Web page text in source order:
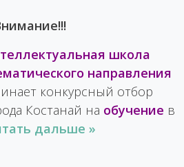
школа
направления
конкурсный отбор
Костанай на обучение в
дальше »